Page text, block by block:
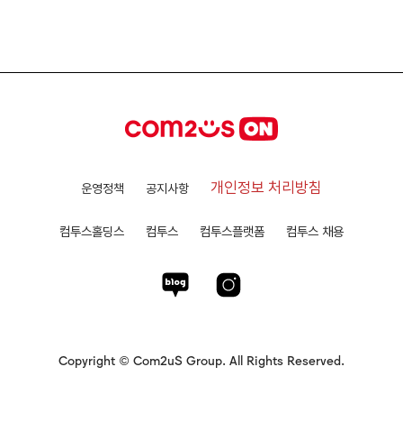
운영정책 공지사항 개인정보 처리방침
컴투스홀딩스 컴투스 컴투스플랫폼 컴투스 채용
Copyright © Com2uS Group. All Rights Reserved.